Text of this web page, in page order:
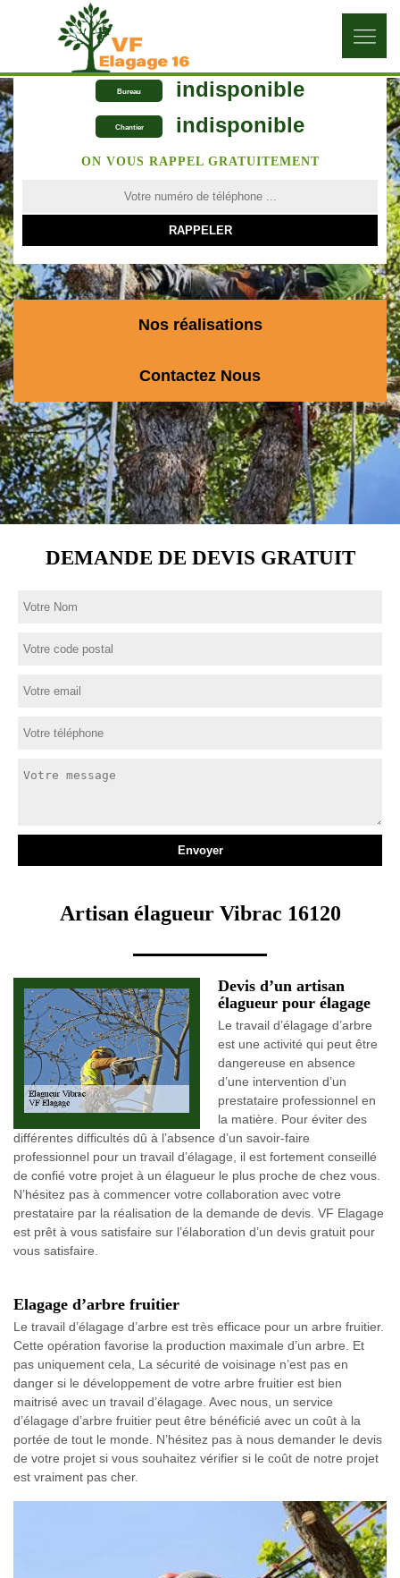
Bureau indisponible
Chantier indisponible
ON VOUS RAPPEL GRATUITEMENT
Nos réalisations
Contactez Nous
DEMANDE DE DEVIS GRATUIT
Artisan élagueur Vibrac 16120
Devis d’un artisan
élagueur pour élagage
Le travail d’élagage d’arbre
est une activité qui peut être
dangereuse en absence
d’une intervention d’un
prestataire professionnel en
la matière. Pour éviter des
différentes difficultés dû à l’absence d’un savoir-faire
professionnel pour un travail d’élagage, il est fortement conseillé
de confié votre projet à un élagueur le plus proche de chez vous.
N’hésitez pas à commencer votre collaboration avec votre
prestataire par la réalisation de la demande de devis. VF Elagage
est prêt à vous satisfaire sur l’élaboration d’un devis gratuit pour
vous satisfaire.
Elagage d’arbre fruitier
Le travail d’élagage d’arbre est très efficace pour un arbre fruitier.
Cette opération favorise la production maximale d’un arbre. Et
pas uniquement cela, La sécurité de voisinage n’est pas en
danger si le développement de votre arbre fruitier est bien
maitrisé avec un travail d’élagage. Avec nous, un service
d’élagage d’arbre fruitier peut être bénéficié avec un coût à la
portée de tout le monde. N’hésitez pas à nous demander le devis
de votre projet si vous souhaitez vérifier si le coût de notre projet
est vraiment pas cher.